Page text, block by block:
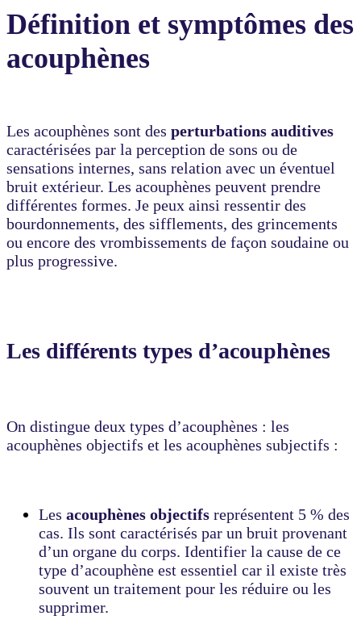
Définition et symptômes des
acouphènes
Les acouphènes sont des perturbations auditives
caractérisées par la perception de sons ou de
sensations internes, sans relation avec un éventuel
bruit extérieur. Les acouphènes peuvent prendre
différentes formes. Je peux ainsi ressentir des
bourdonnements, des sifflements, des grincements
ou encore des vrombissements de façon soudaine ou
plus progressive.
Les différents types d’acouphènes
On distingue deux types d’acouphènes : les
acouphènes objectifs et les acouphènes subjectifs :
Les acouphènes objectifs représentent 5 % des
cas. Ils sont caractérisés par un bruit provenant
d’un organe du corps. Identifier la cause de ce
type d’acouphène est essentiel car il existe très
souvent un traitement pour les réduire ou les
supprimer.